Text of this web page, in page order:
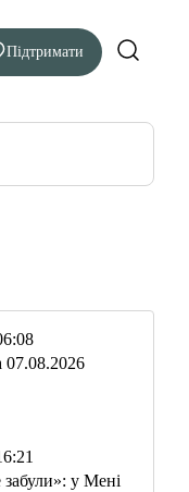
Підтримати
07.08.2026
у Мені